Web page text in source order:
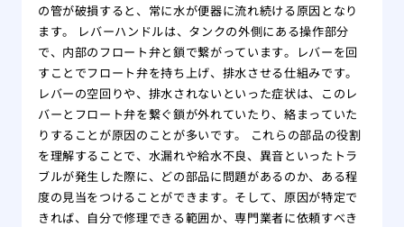
の管が破損すると、常に水が便器に流れ続ける原因となり
ます。 レバーハンドルは、タンクの外側にある操作部分
で、内部のフロート弁と鎖で繋がっています。レバーを回
すことでフロート弁を持ち上げ、排水させる仕組みです。
レバーの空回りや、排水されないといった症状は、このレ
バーとフロート弁を繋ぐ鎖が外れていたり、絡まっていた
りすることが原因のことが多いです。 これらの部品の役割
を理解することで、水漏れや給水不良、異音といったトラ
ブルが発生した際に、どの部品に問題があるのか、ある程
度の見当をつけることができます。そして、原因が特定で
きれば、自分で修理できる範囲か、専門業者に依頼すべき